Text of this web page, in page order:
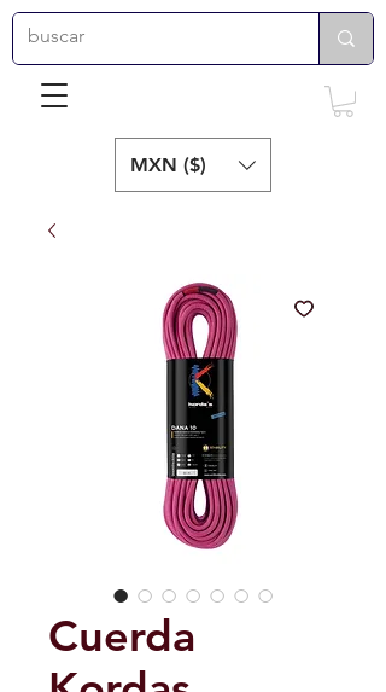
MXN ($)
Cuerda